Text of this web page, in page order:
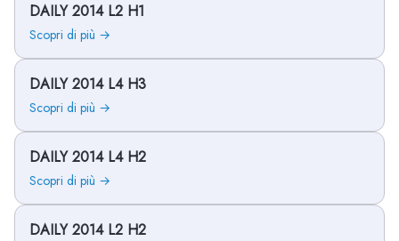
DAILY 2014 L2 H1
Scopri di più →
DAILY 2014 L4 H3
Scopri di più →
DAILY 2014 L4 H2
Scopri di più →
DAILY 2014 L2 H2